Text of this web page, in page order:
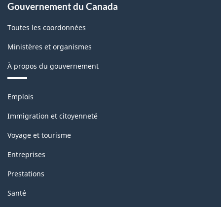
Gouvernement du Canada
Toutes les coordonnées
Ministères et organismes
À propos du gouvernement
Thèmes
sujets
Emplois
Immigration et citoyenneté
Voyage et tourisme
Entreprises
Prestations
Santé